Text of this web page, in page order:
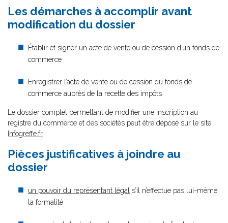
Les démarches à accomplir avant
modification du dossier
Établir et signer un acte de vente ou de cession d’un fonds de
commerce
Enregistrer l’acte de vente ou de cession du fonds de
commerce auprès de la recette des impôts
Le dossier complet permettant de modifier une inscription au
registre du commerce et des sociétés peut être déposé sur le site
Infogreffe.fr
Pièces justificatives à joindre au
dossier
un pouvoir du représentant légal s’il n’effectue pas lui-même
la formalité